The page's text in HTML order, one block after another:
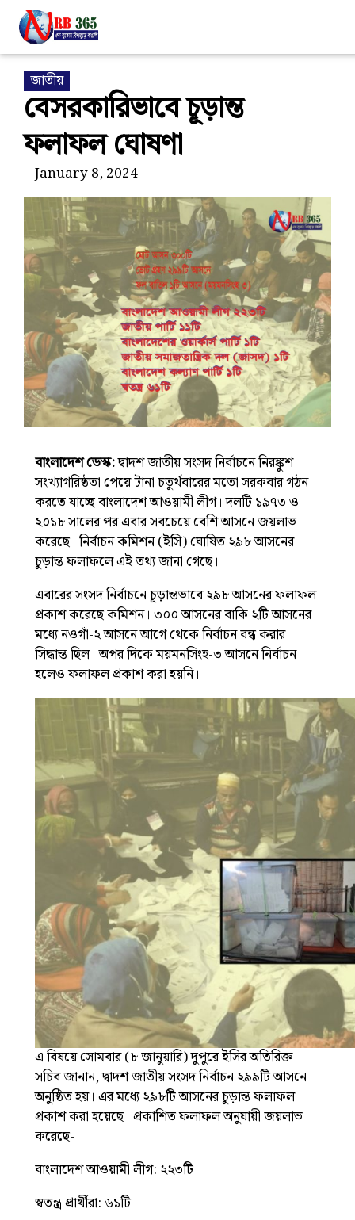
জাতীয়
বেসরকারিভাবে চূড়ান্ত
ফলাফল ঘোষণা
January 8, 2024
বাংলাদেশডেস্ক:দ্বাদশ জাতীয় সংসদ নির্বাচনে নিরঙ্কুশ
সংখ্যাগরিষ্ঠতা পেয়ে টানা চতুর্থবারের মতো সরকবার গঠন
করতে যাচ্ছেবাংলাদেশ আওয়ামী লীগ। দলটি ১৯৭৩ ও
২০১৮ সালের পর এবার সবচেয়ে বেশি আসনে জয়লাভ
করেছে। নির্বাচন কমিশন (ইসি) ঘোষিত ২৯৮ আসনের
চুড়ান্ত ফলাফলে এই তথ্য জানা গেছে।
এবারের সংসদ নির্বাচনে চূড়ান্তভাবে ২৯৮ আসনের ফলাফল
প্রকাশ করেছে কমিশন। ৩০০ আসনের বাকি ২টি আসনের
মধ্যে নওগাঁ-২ আসনে আগে থেকে নির্বাচন বন্ধ করার
সিদ্ধান্ত ছিল। অপর দিকে ময়মনসিংহ-৩ আসনে নির্বাচন
হলেও ফলাফল প্রকাশ করা হয়নি।
এ বিষয়ে সোমবার (৮ জানুয়ারি) দুপুরে ইসির অতিরিক্ত
সচিব জানান, দ্বাদশ জাতীয় সংসদ নির্বাচন ২৯৯টি আসনে
অনুষ্ঠিত হয়। এর মধ্যে ২৯৮টি আসনের চুড়ান্ত ফলাফল
প্রকাশ করা হয়েছে। প্রকাশিত ফলাফল অনুযায়ী জয়লাভ
করেছে-
বাংলাদেশ আওয়ামী লীগ: ২২৩টি
স্বতন্ত্র প্রার্থীরা: ৬১টি